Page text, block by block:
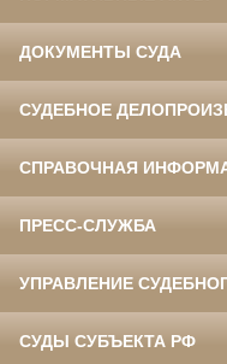
ДОКУМЕНТЫ СУДА
СУДЕБНОЕ
СПРАВОЧНАЯ
ПРЕСС-СЛУЖБА
УПРАВЛЕНИЕ
СУДЫ СУБЪЕКТА РФ